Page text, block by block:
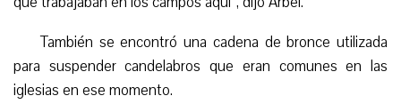
También se encontró una cadena de bronce utilizada
para suspender candelabros que eran comunes en las
iglesias en ese momento.